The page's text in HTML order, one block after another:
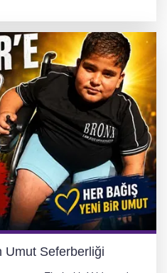
ELE GEÇİRİLDİ
zekamı ?
Döndü
Umut Seferberliği